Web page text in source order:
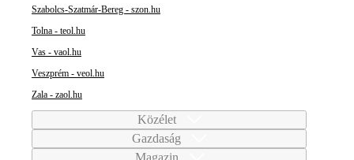
Szabolcs-Szatmár-Bereg - szon.hu
Tolna - teol.hu
Vas - vaol.hu
Veszprém - veol.hu
Zala - zaol.hu
Közélet
Gazdaság
Magazin